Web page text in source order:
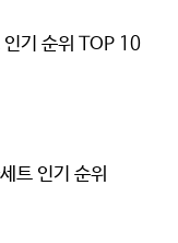
인기 순위 TOP 10
트 인기 순위